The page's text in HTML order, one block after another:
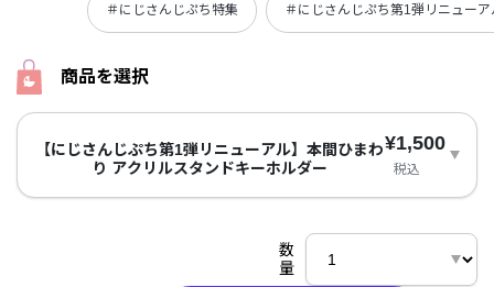
＃にじさんじぷち特集 ＃にじさんじぷち第1弾リニューア
商品を選択
【にじさんじぷち第1弾リニューアル】本間ひまわ
り アクリルスタンドキーホルダー
¥1,500
税込
数
量